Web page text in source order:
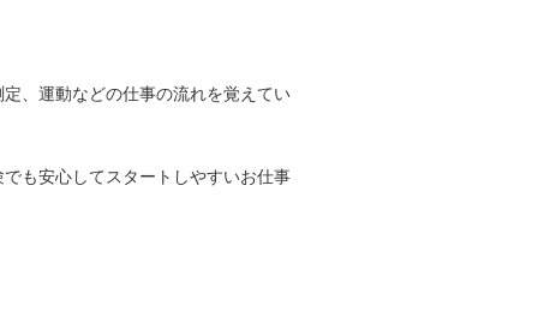
、運動などの仕事の流れを覚えてい
も安心してスタートしやすいお仕事